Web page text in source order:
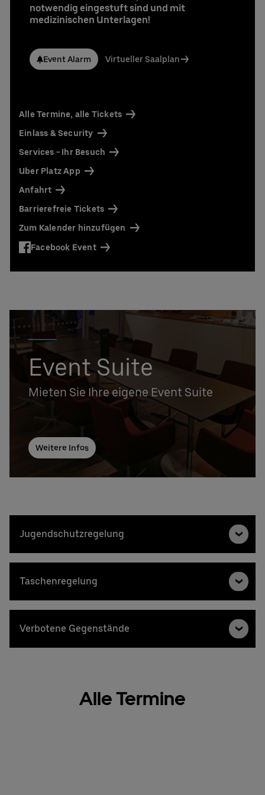
notwendig eingestuft sind und mit
medizinischen Unterlagen!
Event Alarm Virtueller Saalplan
Alle Termine, alle Tickets
Einlass & Security
Services - Ihr Besuch
Uber Platz App
Anfahrt
Barrierefreie Tickets
Zum Kalender hinzufügen
Facebook Event
Event Suite
Mieten Sie Ihre eigene Event Suite
Weitere Infos
UBER RIDE Rabattcode für Fahrten von und zur
Uber Arena in Berlin
Stefan Santos Ferreira
Telefon: +49 (0) 30 / 2060708-239
Telefon: +49 (0) 30 / 2060708-238
E-Mail
Jugendschutzregelung
Taschenregelung
Verbotene Gegenstände
Alle Termine